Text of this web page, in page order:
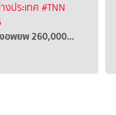
งประเทศ #TNN
อพยพ 260,000…